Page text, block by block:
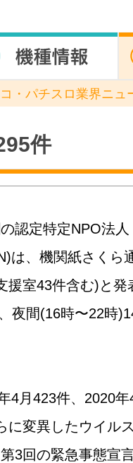
・パチスロ業界ニュ
件
認定特定NPO法
は、機関紙さくら
援室43件含む)と発
夜間(16時〜22時
4月423件、2020
に変異したウイル
3回の緊急事態宣